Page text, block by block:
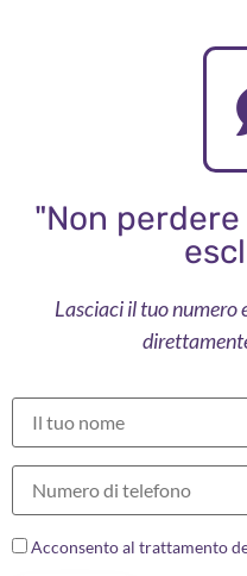
"Non
Lasciaci il tuo numero
Acconsento al trattamento